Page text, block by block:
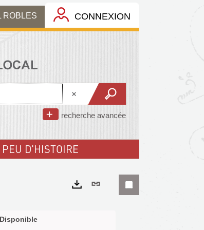
ROBLES CONNEXION
recherche avancée
D'HISTOIRE
Lien
Disponible